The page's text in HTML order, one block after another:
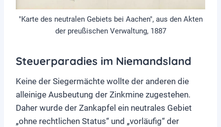
"Karte des neutralen Gebiets bei Aachen", aus den Akten
der preußischen Verwaltung, 1887
Steuerparadies im Niemandsland
Keine der Siegermächte wollte der anderen die
alleinige Ausbeutung der Zinkmine zugestehen.
Daher wurde der Zankapfel ein neutrales Gebiet
„ohne rechtlichen Status“ und „vorläufig“ der